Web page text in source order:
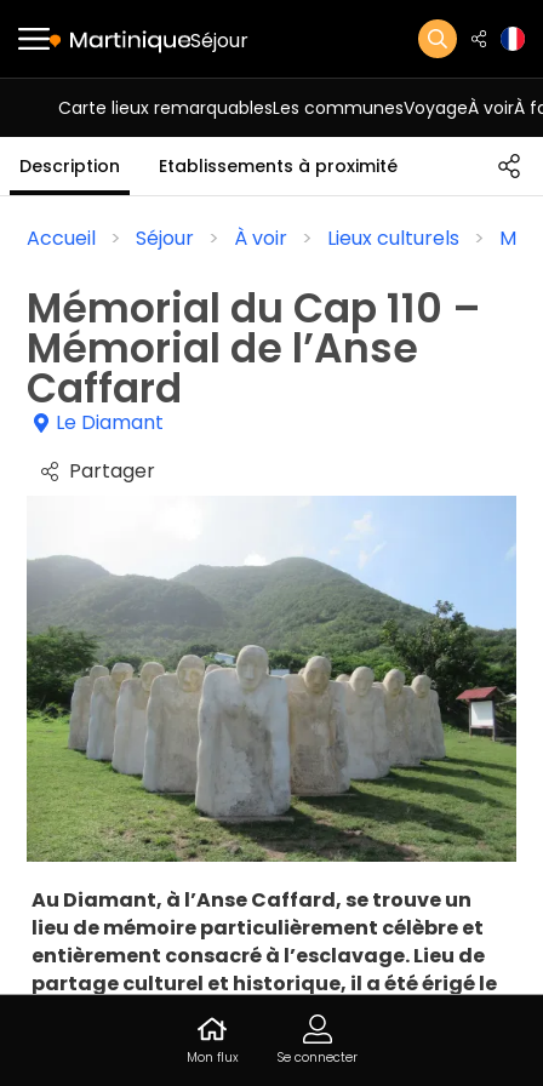
Séjour
Carte lieux remarquablesLes communesVoyageÀ voirÀ
Description Etablissements à proximité
Accueil Séjour À voir Lieux culturels
Mémorial du Cap 110 –
Mémorial de l’Anse
Caffard
Le Diamant
Partager
Au Diamant, à l’Anse Caffard, se trouve un
lieu de mémoire particulièrement célèbre et
entièrement consacré à l’esclavage. Lieu de
partage culturel et historique, il a été érigé le
12 mars 1998 par la commune pour les 150 ans
de l’abolition de l’esclavage, le 22 mai de la
Mon flux Se connecter